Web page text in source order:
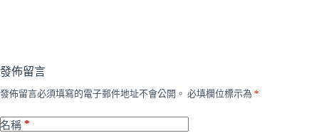
發佈留言
發佈留言必須填寫的電子郵件地址不會公開。 必填欄位標示為 *
名稱 *